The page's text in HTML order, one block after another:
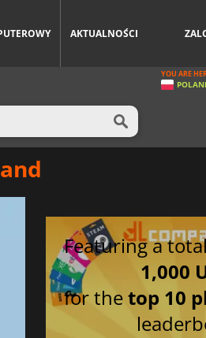
AKTUALNOŚCI
YOU ARE
Featuring a
1,000
for thetop 10